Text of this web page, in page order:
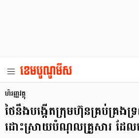
ហិរញ្ញវត្ថុ
ថៃនឹងបង្កើតក្រុមហ៊ុនគ្រប់គ្រងទ្
ដោះស្រាយបំណុលគ្រួសារ ដែល